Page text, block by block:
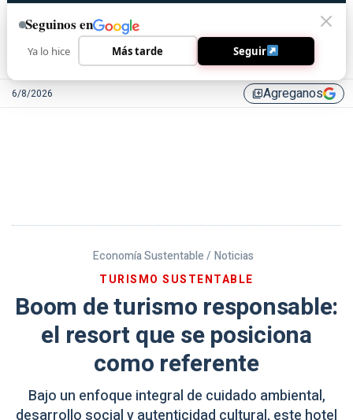
6/8/2026 library_addAgreganos
Economía Sustentable / Noticias
TURISMO SUSTENTABLE
Boom de turismo responsable:
el resort que se posiciona
como referente
Bajo un enfoque integral de cuidado ambiental,
desarrollo social y autenticidad cultural, este hotel
Seguinos en
Ya lo hice Más tarde Seguir